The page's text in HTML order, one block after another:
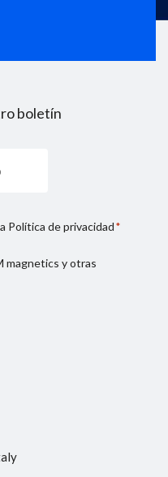
boletín
Política de privacidad*
magnetics y otras